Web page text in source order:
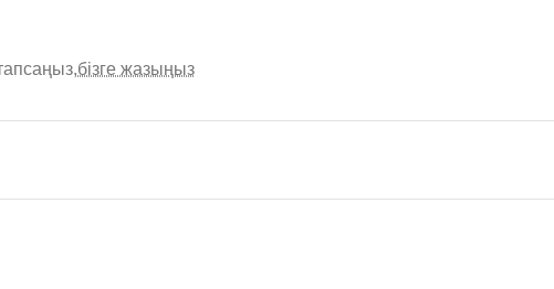
бізге жазыңыз